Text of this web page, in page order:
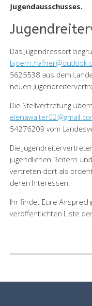
Jugendausschusses.
Das Jugendressort
5625538 aus dem
neuen
Die Stellvertretung
54276209 vom
Die
jugendlichen Reitern
vertreten dort als
deren Interessen.
Ihr findet Eure
veröffentlichten Liste